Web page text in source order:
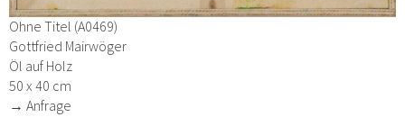
Ohne Titel (A0469)
Gottfried Mairwöger
Öl auf Holz
50 x 40 cm
→ Anfrage